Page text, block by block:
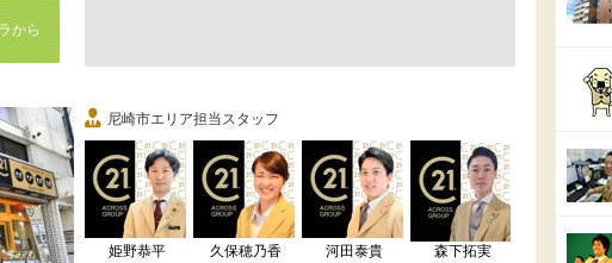
から
尼崎市エリア担当スタッフ
姫野恭平 久保穂乃香 河田泰貴 森下拓実